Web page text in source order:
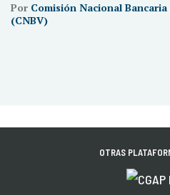
Por Comisión Nacional
(CNBV)
OTRAS